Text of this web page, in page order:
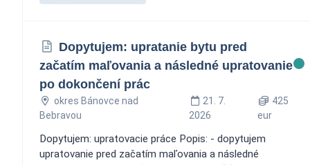
Dopytujem: upratanie bytu pred
začatím maľovania a následné upratovanie
po dokončení prác
okres Bánovce nad
Bebravou
21. 7.
2026
425
eur
Dopytujem: upratovacie práce Popis: - dopytujem
upratovanie pred začatím maľovania a následné